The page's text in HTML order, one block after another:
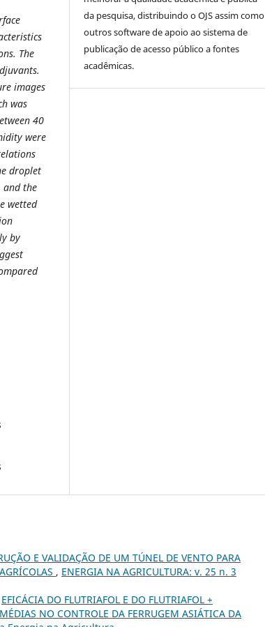
The
images
was
40
were
droplet
and the
wetted
by
da pesquisa, distribuindo o OJS assim como
outros software de apoio ao sistema de
publicação de acesso público a fontes
acadêmicas.
E VALIDAÇÃO DE UM TÚNEL DE VENTO PARA
, ENERGIA NA AGRICULTURA: v. 25 n. 3
EFICÁCIA DO FLUTRIAFOL E DO FLUTRIAFOL +
NO CONTROLE DA FERRUGEM ASIÁTICA DA